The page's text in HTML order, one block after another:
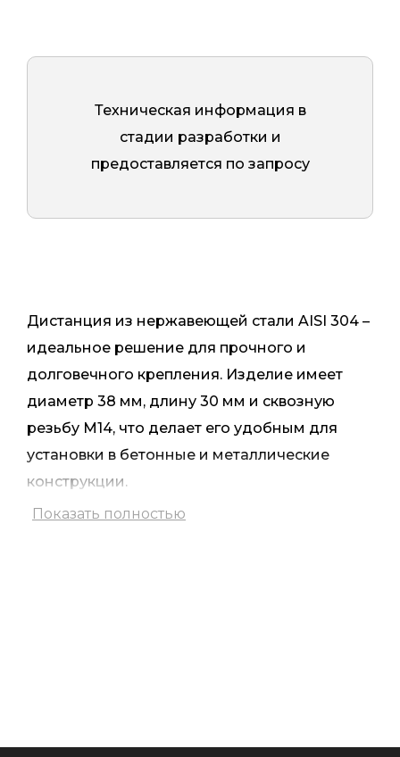
Техническая информация в
стадии разработки и
предоставляется по запросу
Дистанция из нержавеющей стали AISI 304 –
идеальное решение для прочного и
долговечного крепления. Изделие имеет
диаметр 38 мм, длину 30 мм и сквозную
резьбу М14, что делает его удобным для
установки в бетонные и металлические
конструкции.
обеспечивая плотный контакт с
Показать полностью